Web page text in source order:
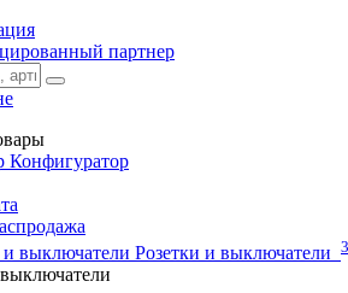
партнер
Конфигуратор
Розетки и выключатели